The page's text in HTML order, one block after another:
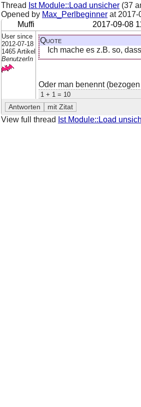
Thread Ist Module::Load unsicher (37
Opened by Max_Perlbeginner at 2017-
Muffi
2017-09-08
User since
2012-07-18
1465 Artikel
BenutzerIn
Quote
Ich mache es z.B. so,
Oder man benennt
1 + 1 = 10
View full thread Ist Module::Load